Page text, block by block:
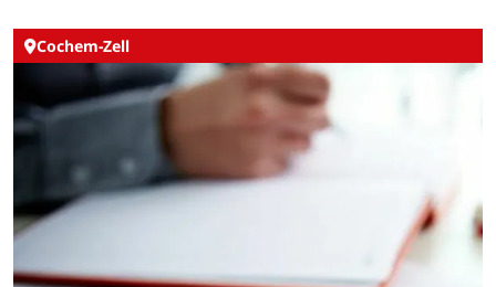
Cochem-Zell